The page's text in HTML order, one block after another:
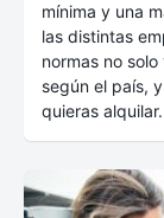
mínima y una
las distintas
normas no
según el país,
quieras alquilar.